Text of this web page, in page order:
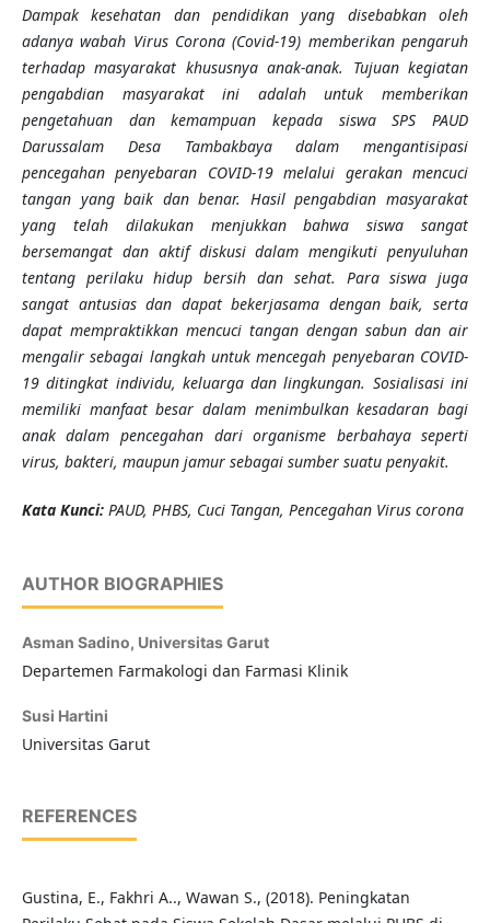
Dampak kesehatan dan pendidikan yang disebabkan oleh
adanya wabah Virus Corona (Covid-19) memberikan pengaruh
terhadap masyarakat khususnya anak-anak. Tujuan kegiatan
pengabdian masyarakat ini adalah untuk memberikan
pengetahuan dan kemampuan kepada siswa SPS PAUD
Darussalam Desa Tambakbaya dalam mengantisipasi
pencegahan penyebaran COVID-19 melalui gerakan mencuci
tangan yang baik dan benar. Hasil pengabdian masyarakat
yang telah dilakukan menjukkan bahwa siswa sangat
bersemangat dan aktif diskusi dalam mengikuti penyuluhan
tentang perilaku hidup bersih dan sehat. Para siswa juga
sangat antusias dan dapat bekerjasama dengan baik, serta
dapat mempraktikkan mencuci tangan dengan sabun dan air
mengalir sebagai langkah untuk mencegah penyebaran COVID-
19 ditingkat individu, keluarga dan lingkungan. Sosialisasi ini
memiliki manfaat besar dalam menimbulkan kesadaran bagi
anak dalam pencegahan dari organisme berbahaya seperti
virus, bakteri, maupun jamur sebagai sumber suatu penyakit.
Kata Kunci:PAUD, PHBS, Cuci Tangan, Pencegahan Virus corona
AUTHOR BIOGRAPHIES
Asman Sadino, Universitas Garut
Departemen Farmakologi dan Farmasi Klinik
Susi Hartini
Universitas Garut
REFERENCES
Gustina, E., Fakhri A.., Wawan S., (2018). Peningkatan